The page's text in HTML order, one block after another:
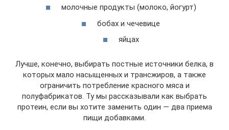
молочные продукты (молоко, йогурт)
бобах и чечевице
яйцах
Лучше, конечно, выбирать постные источники белка, в
которых мало насыщенных и трансжиров, а также
ограничить потребление красного мяса и
полуфабрикатов. Ту мы рассказывали как выбрать
протеин, если вы хотите заменить один — два приема
пищи добавками.